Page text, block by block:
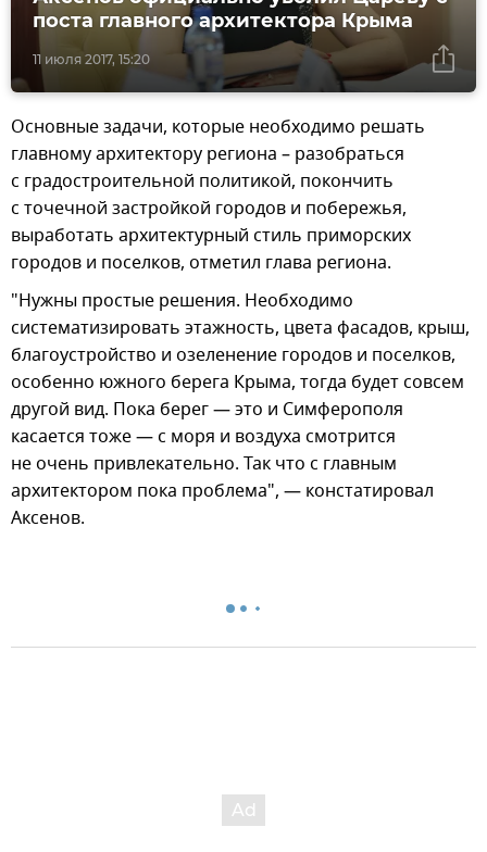
11 июля 2017, 15:20
поста главного архитектора Крыма
Основные задачи, которые необходимо решать
главному архитектору региона – разобраться
с градостроительной политикой, покончить
с точечной застройкой городов и побережья,
выработать архитектурный стиль приморских
городов и поселков, отметил глава региона.
"Нужны простые решения. Необходимо
систематизировать этажность, цвета фасадов, крыш,
благоустройство и озеленение городов и поселков,
особенно южного берега Крыма, тогда будет совсем
другой вид. Пока берег — это и Симферополя
касается тоже — с моря и воздуха смотрится
не очень привлекательно. Так что с главным
архитектором пока проблема", — констатировал
Аксенов.